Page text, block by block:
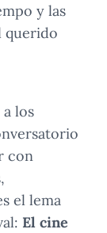
y las
querido
los
con
el lema
El cine